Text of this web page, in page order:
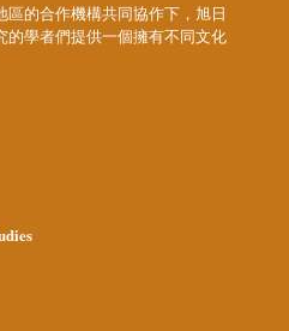
的合作機構共同協作下，旭日
的學者們提供一個擁有不同文化